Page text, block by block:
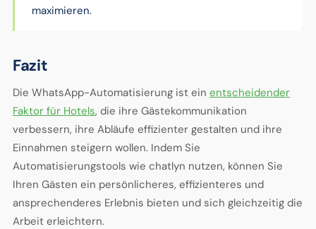
maximieren.
Fazit
Die WhatsApp-Automatisierung ist ein entscheidender
Faktor für Hotels, die ihre Gästekommunikation
verbessern, ihre Abläufe effizienter gestalten und ihre
Einnahmen steigern wollen. Indem Sie
Automatisierungstools wie chatlyn nutzen, können Sie
Ihren Gästen ein persönlicheres, effizienteres und
ansprechenderes Erlebnis bieten und sich gleichzeitig die
Arbeit erleichtern.